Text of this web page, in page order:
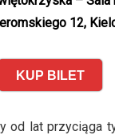
12,
KUP BILET
lat